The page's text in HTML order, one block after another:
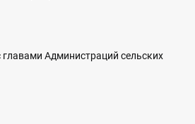
Администраций сельских